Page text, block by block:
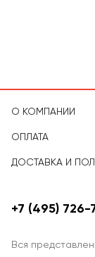
О КОМПАНИИ
ОПЛАТА
ДОСТАВКА И
Вся
+7 (495) 726-